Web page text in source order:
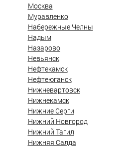
Москва
Муравленко
Набережные Челны
Надым
Назарово
Невьянск
Нефтекамск
Нефтеюганск
Нижневартовск
Нижнекамск
Нижние Серги
Нижний Новгород
Нижний Тагил
Нижняя Салда